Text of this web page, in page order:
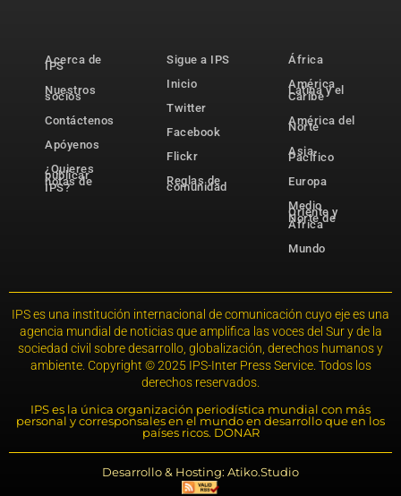
Acerca de
IPS
Nuestros
socios
Contáctenos
Apóyenos
¿Quieres
publicar
notas de
IPS?
Sigue a IPS
Inicio
Twitter
Facebook
Flickr
Reglas de
comunidad
África
América
Latina y el
Caribe
América del
Norte
Asia-
Pacífico
Europa
Medio
Oriente y
Norte de
África
Mundo
IPS es una institución internacional de comunicación cuyo eje es una
agencia mundial de noticias que amplifica las voces del Sur y de la
sociedad civil sobre desarrollo, globalización, derechos humanos y
ambiente. Copyright © 2025 IPS-Inter Press Service. Todos los
derechos reservados.
IPS es la única organización periodística mundial con más
personal y corresponsales en el mundo en desarrollo que en los
países ricos. DONAR
Desarrollo & Hosting: Atiko.Studio